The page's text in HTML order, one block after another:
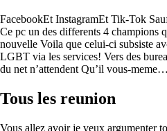
FacebookEt InstagramEt Tik-Tok
Ce pc un des differents 4 champions
nouvelle Voila que celui-ci subsiste
LGBT via les services! Vers des
du net n’attendent Qu’il vous-meme…
Tous les reunion
Vous allez avoir je veux argumenter